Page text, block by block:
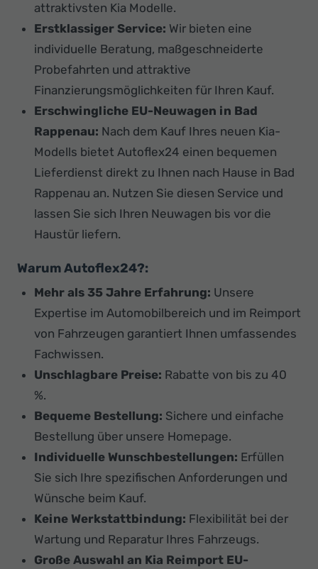
attraktivsten Kia Modelle.
Erstklassiger Service: Wir bieten eine
individuelle Beratung, maßgeschneiderte
Probefahrten und attraktive
Finanzierungsmöglichkeiten für Ihren Kauf.
Erschwingliche EU-Neuwagen in Bad
Rappenau: Nach dem Kauf Ihres neuen Kia-
Modells bietet Autoflex24 einen bequemen
Lieferdienst direkt zu Ihnen nach Hause in Bad
Rappenau an. Nutzen Sie diesen Service und
lassen Sie sich Ihren Neuwagen bis vor die
Haustür liefern.
Warum Autoflex24?:
Mehr als 35 Jahre Erfahrung: Unsere
Expertise im Automobilbereich und im Reimport
von Fahrzeugen garantiert Ihnen umfassendes
Fachwissen.
Unschlagbare Preise: Rabatte von bis zu 40
%.
Bequeme Bestellung: Sichere und einfache
Bestellung über unsere Homepage.
Individuelle Wunschbestellungen: Erfüllen
Sie sich Ihre spezifischen Anforderungen und
Wünsche beim Kauf.
Keine Werkstattbindung: Flexibilität bei der
Wartung und Reparatur Ihres Fahrzeugs.
Große Auswahl an Kia Reimport EU-